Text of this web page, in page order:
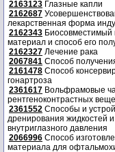
2163123 Глазные капли
2162687
лекарственная форма
2162343
материал и способ его
2162327 Лечение рака
2067841 Способ
2161478 Способ
гонартроза
2361617 Вольфрамовые
рентгеноконтрастных
2361552 Способы и
дренирования жидкостей
внутриглазного давления
2066996 Способ
материала для